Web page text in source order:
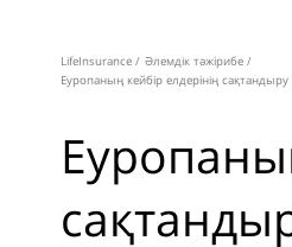
LifeInsurance / Әлемдік тәжірибе /
Еуропаның кейбір елдерінің